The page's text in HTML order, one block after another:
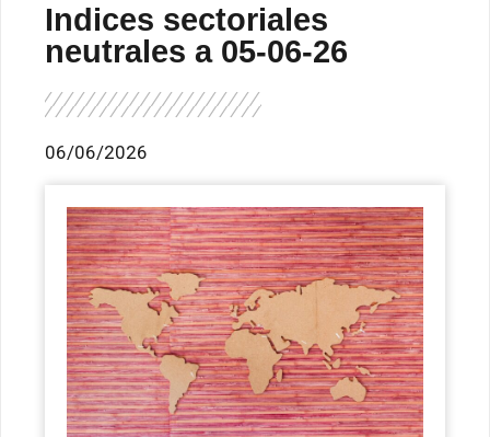
Indices sectoriales
neutrales a 05-06-26
06/06/2026